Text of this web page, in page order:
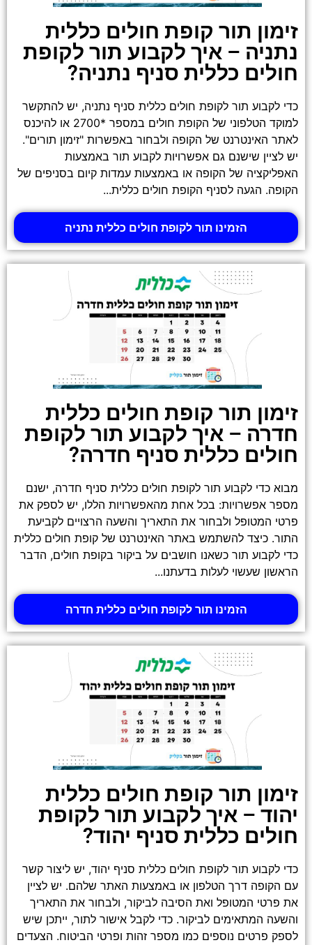
זימון תור קופת חולים כללית
נתניה – איך לקבוע תור לקופת
חולים כללית סניף נתניה?
כדי לקבוע תור לקופת חולים כללית סניף נתניה, יש להתקשר
למוקד הטלפוני של הקופת חולים במספר *2700 או להיכנס
לאתר האינטרנט של הקופה ולבחור באפשרות "זימון תורים".
יש לציין שישנם גם אפשרויות לקבוע תור באמצעות
האפליקציה של הקופה או באמצעות עמדות קיום בסניפים של
הקופה. הגעה לסניף הקופת חולים כללית...
הזמינו תור לקופת חולים כללית נתניה
זימון תור קופת חולים כללית
חדרה – איך לקבוע תור לקופת
חולים כללית סניף חדרה?
מבוא כדי לקבוע תור לקופת חולים כללית סניף חדרה, ישנם
מספר אפשרויות: בכל אחת מהאפשרויות הללו, יש לספק את
פרטי המטופל ולבחור את התאריך והשעה הרצויים לקביעת
התור. כיצד להשתמש באתר האינטרנט של קופת חולים כללית
כדי לקבוע תור כשאנו חושבים על ביקור בקופת חולים, הדבר
הראשון שעשוי לעלות בדעתנו...
הזמינו תור לקופת חולים כללית חדרה
זימון תור קופת חולים כללית
יהוד – איך לקבוע תור לקופת
חולים כללית סניף יהוד?
כדי לקבוע תור לקופת חולים כללית סניף יהוד, יש ליצור קשר
עם הקופה דרך הטלפון או באמצעות האתר שלהם. יש לציין
את פרטי המטופל ואת הסיבה לביקור, ולבחור את התאריך
והשעה המתאימים לביקור. כדי לקבל אישור לתור, ייתכן שיש
לספק פרטים נוספים כמו מספר זהות ופרטי הביטוח. הצעדים